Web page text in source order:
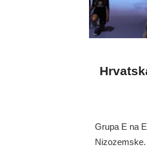
Grupa E na